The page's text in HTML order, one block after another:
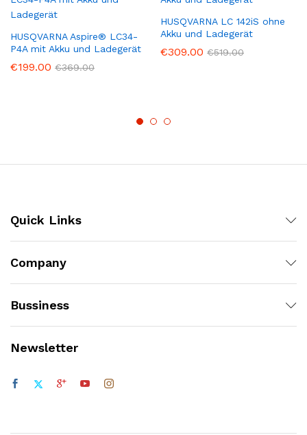
HUSQVARNA Aspire® LC34-
P4A mit Akku und Ladegerät
€199.00 €369.00
HUSQVARNA LC 142iS ohne
Akku und Ladegerät
€309.00 €519.00
Quick Links
Company
Bussiness
Newsletter